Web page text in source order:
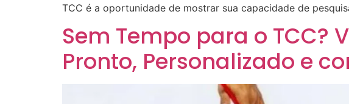
TCC é a oportunidade de mostrar sua capacidade de
Sem Tempo para o TCC?
Pronto, Personalizado e